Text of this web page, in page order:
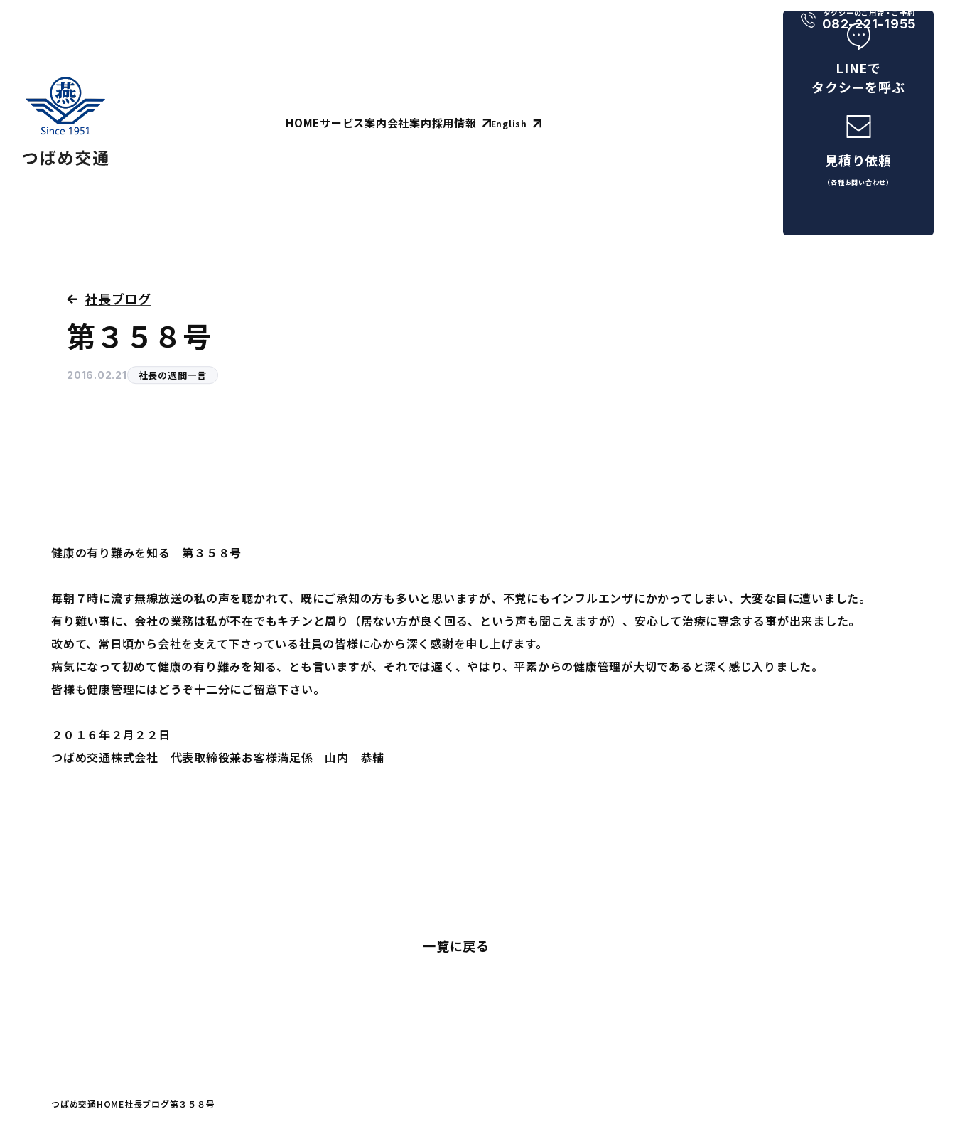
HOMEサービス案内会社案内採用情報 English
タクシーのご用命・ご予約
082-221-1955
LINEで
タクシーを呼ぶ
見積り依頼
（各種お問い合わせ）
社長ブログ
第３５８号
2016.02.21 社長の週間一言
健康の有り難みを知る 第３５８号
毎朝７時に流す無線放送の私の声を聴かれて、既にご承知の方も多いと思いますが、不覚にもインフルエンザにかかってしまい、大変な目に遭いました。
有り難い事に、会社の業務は私が不在でもキチンと周り（居ない方が良く回る、という声も聞こえますが）、安心して治療に専念する事が出来ました。
改めて、常日頃から会社を支えて下さっている社員の皆様に心から深く感謝を申し上げます。
病気になって初めて健康の有り難みを知る、とも言いますが、それでは遅く、やはり、平素からの健康管理が大切であると深く感じ入りました。
皆様も健康管理にはどうぞ十二分にご留意下さい。
２０１６年２月２２日
つばめ交通株式会社 代表取締役兼お客様満足係 山内 恭輔
一覧に戻る
つばめ交通HOME社長ブログ第３５８号